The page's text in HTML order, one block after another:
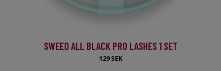
SWEED ALL BLACK PRO LASHES 1 SET
129 SEK